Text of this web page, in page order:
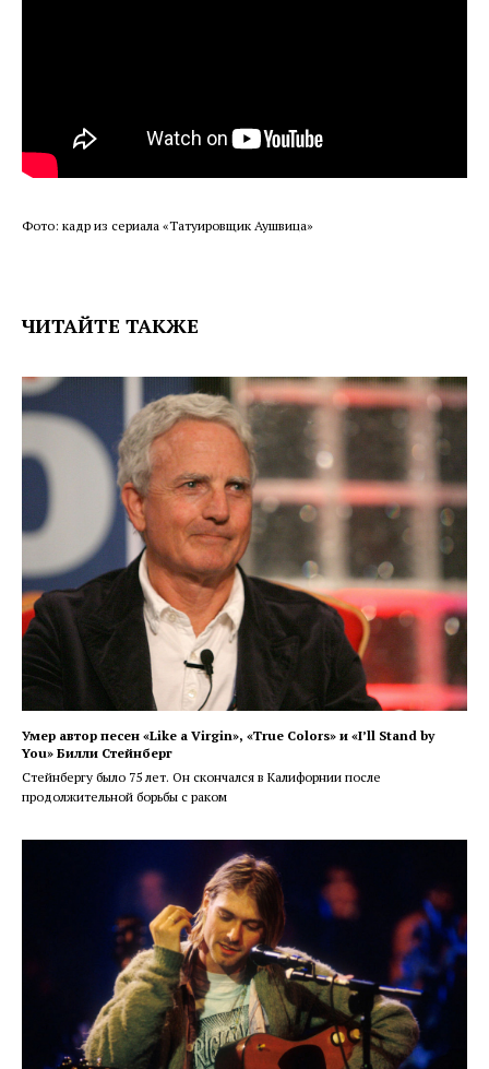
Фото: кадр из сериала «Татуировщик Аушвица»
ЧИТАЙТЕ ТАКЖЕ
Умер автор песен «Like a Virgin», «True Colors» и «I’ll Stand by
You» Билли Стейнберг
Стейнбергу было 75 лет. Он скончался в Калифорнии после
продолжительной борьбы с раком